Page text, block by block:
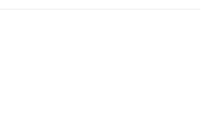
Fahrzeug.
sind, entnehmen Sie bitte dem Rückruf, da
geworden, dennoch zeigt er